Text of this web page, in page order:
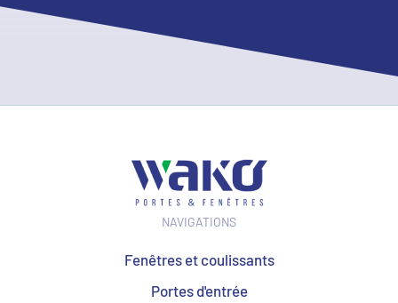
NAVIGATIONS
Fenêtres et coulissants
Portes d'entrée